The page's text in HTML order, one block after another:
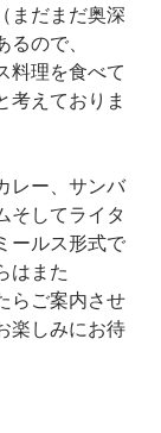
まだまだ奥深
ので、
料理を食べて
考えておりま
レー、サンバ
そしてライタ
ールス形式で
はまた
らご案内させ
楽しみにお待